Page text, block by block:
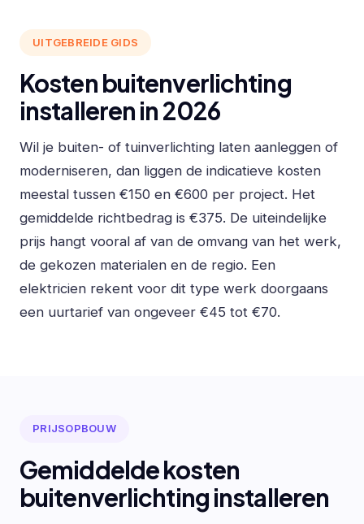
UITGEBREIDE GIDS
Kosten buitenverlichting
installeren in 2026
Wil je buiten- of tuinverlichting laten aanleggen of
moderniseren, dan liggen de indicatieve kosten
meestal tussen €150 en €600 per project. Het
gemiddelde richtbedrag is €375. De uiteindelijke
prijs hangt vooral af van de omvang van het werk,
de gekozen materialen en de regio. Een
elektricien rekent voor dit type werk doorgaans
een uurtarief van ongeveer €45 tot €70.
PRIJSOPBOUW
Gemiddelde kosten
buitenverlichting installeren